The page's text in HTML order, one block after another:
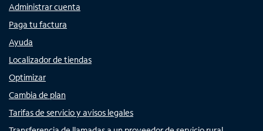
Administrar cuenta
Paga tu factura
Ayuda
Localizador de tiendas
Optimizar
Cambia de plan
Tarifas de servicio y avisos legales